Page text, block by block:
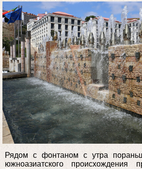
Рядом с фонтаном с утра
южноазиатского происхождения